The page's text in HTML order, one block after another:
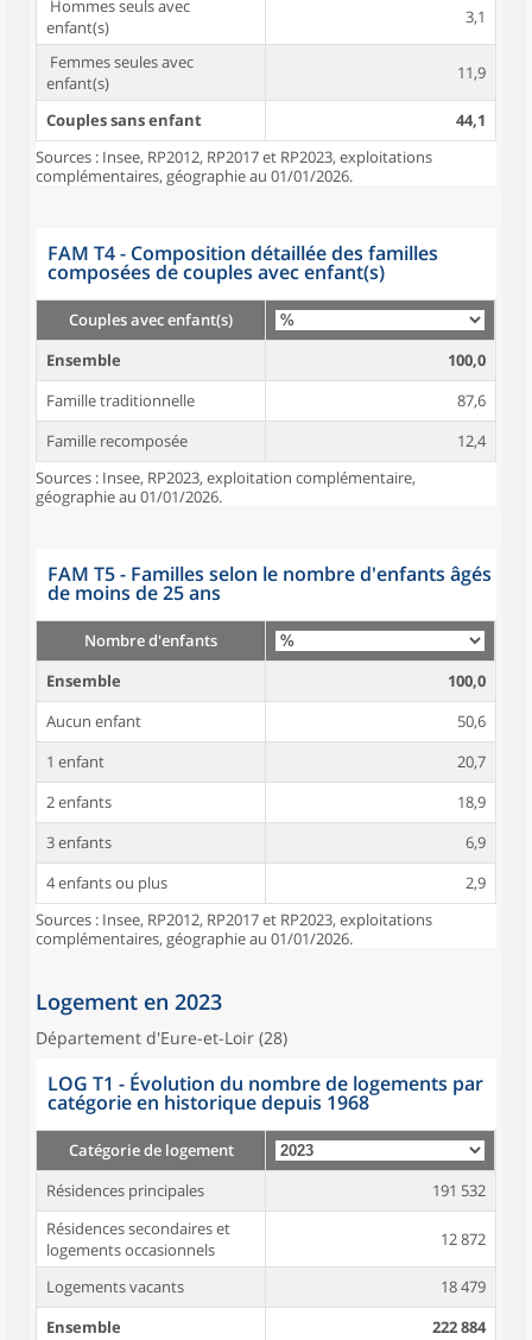
Hommes seuls avec
enfant(s)
3,1
Femmes seules avec
enfant(s)
11,9
Couples sans enfant
44,1
Sources : Insee, RP2012, RP2017 et RP2023, exploitations
complémentaires, géographie au 01/01/2026.
FAM T4 - Composition détaillée des familles
composées de couples avec enfant(s)
Couples avec enfant(s)
Ensemble
100,0
Famille traditionnelle
87,6
Famille recomposée
12,4
Sources : Insee, RP2023, exploitation complémentaire,
géographie au 01/01/2026.
FAM T5 - Familles selon le nombre d'enfants âgés
de moins de 25 ans
Nombre d'enfants
Ensemble
100,0
Aucun enfant
50,6
1 enfant
20,7
2 enfants
18,9
3 enfants
6,9
4 enfants ou plus
2,9
Sources : Insee, RP2012, RP2017 et RP2023, exploitations
complémentaires, géographie au 01/01/2026.
Logement en 2023
Département d'Eure-et-Loir (28)
LOG T1 - Évolution du nombre de logements par
catégorie en historique depuis 1968
Catégorie de logement
Résidences principales
191 532
Résidences secondaires et
logements occasionnels
12 872
Logements vacants
18 479
Ensemble
222 884